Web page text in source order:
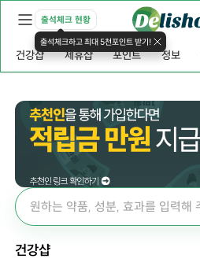
출석체크 현황
출석체크하고 최대 5천포인트 받기!
건강샵 제휴샵 포인트 정보
건강샵